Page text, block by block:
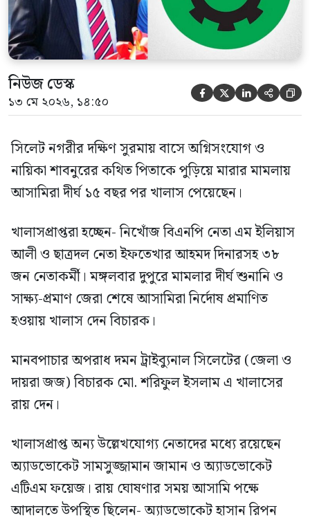
নিউজ ডেস্ক
১৩ মে ২০২৬, ১৪:৫০     
সিলেট নগরীর দক্ষিণ সুরমায় বাসে অগ্নিসংযোগ ও
নায়িকা শাবনুরের কথিত পিতাকে পুড়িয়ে মারার মামলায়
আসামিরা দীর্ঘ ১৫ বছর পর খালাস পেয়েছেন।
খালাসপ্রাপ্তরা হচ্ছেন- নিখোঁজ বিএনপি নেতা এম ইলিয়াস
আলী ও ছাত্রদল নেতা ইফতেখার আহমদ দিনারসহ ৩৮
জন নেতাকর্মী। মঙ্গলবার দুপুরে মামলার দীর্ঘ শুনানি ও
সাক্ষ্য-প্রমাণ জেরা শেষে আসামিরা নির্দোষ প্রমাণিত
হওয়ায় খালাস দেন বিচারক।
মানবপাচার অপরাধ দমন ট্রাইব্যুনাল সিলেটের (জেলা ও
দায়রা জজ) বিচারক মো. শরিফুল ইসলাম এ খালাসের
রায় দেন।
খালাসপ্রাপ্ত অন্য উল্লেখযোগ্য নেতাদের মধ্যে রয়েছেন
অ্যাডভোকেট সামসুজ্জামান জামান ও অ্যাডভোকেট
এটিএম ফয়েজ। রায় ঘোষণার সময় আসামি পক্ষে
আদালতে উপস্থিত ছিলেন- অ্যাডভোকেট হাসান রিপন